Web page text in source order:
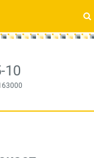
10